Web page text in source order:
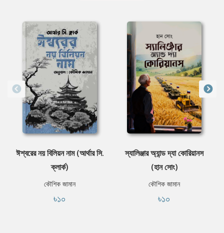
ঈশ্বরের নয় বিলিয়ন নাম (আর্থার সি.
ক্লার্ক)
কৌশিক জামান
৳১০
স্যালিঞ্জার অ্যান্ড দ্যা কোরিয়ানস
(হান সোং)
কৌশিক জামান
৳১০